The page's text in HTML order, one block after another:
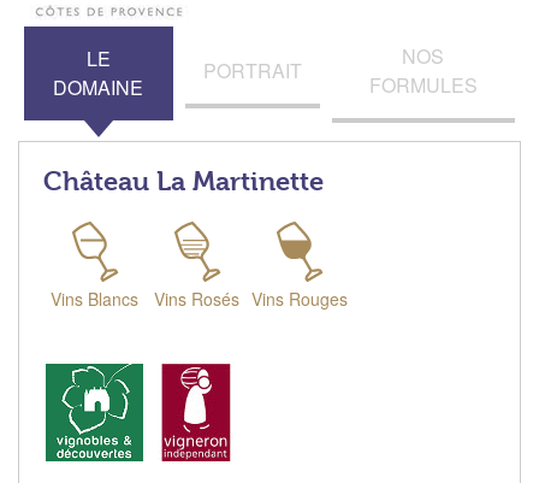
LE
DOMAINE
PORTRAIT
NOS
FORMULES
Château La Martinette
Vins Blancs Vins Rosés Vins Rouges